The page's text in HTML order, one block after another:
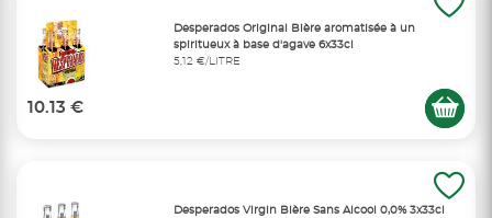
Desperados Original Bière aromatisée à un
spiritueux à base d'agave 6x33cl
5,12 €/LITRE
10.13 €
Desperados Virgin Bière Sans Alcool 0,0% 3x33cl